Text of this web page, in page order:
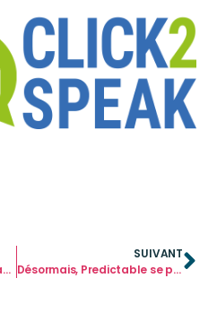
Un guide-doigts pour le trackball Kensington Mouse Expert
SUIVANT
Désormais, Predictable se pilote à la tête !